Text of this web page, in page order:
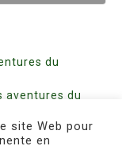
du
aventures du
à Mulhouse
site Web pour
en